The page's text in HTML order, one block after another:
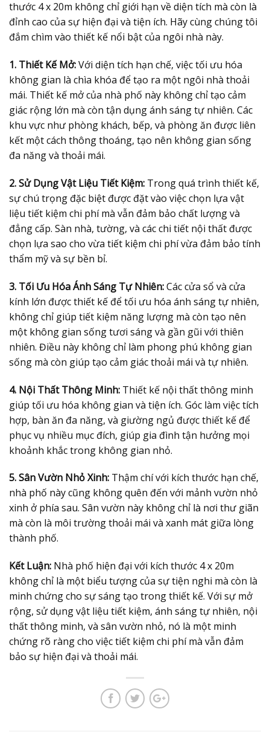
thước 4 x 20m không chỉ giới hạn về diện tích mà còn là
đỉnh cao của sự hiện đại và tiện ích. Hãy cùng chúng tôi
đắm chìm vào thiết kế nổi bật của ngôi nhà này.
1. Thiết Kế Mở:Với diện tích hạn chế, việc tối ưu hóa
không gian là chìa khóa để tạo ra một ngôi nhà thoải
mái. Thiết kế mở của nhà phố này không chỉ tạo cảm
giác rộng lớn mà còn tận dụng ánh sáng tự nhiên. Các
khu vực như phòng khách, bếp, và phòng ăn được liên
kết một cách thông thoáng, tạo nên không gian sống
đa năng và thoải mái.
2. Sử Dụng Vật Liệu Tiết Kiệm: Trong quá trình thiết kế,
sự chú trọng đặc biệt được đặt vào việc chọn lựa vật
liệu tiết kiệm chi phí mà vẫn đảm bảo chất lượng và
đẳng cấp. Sàn nhà, tường, và các chi tiết nội thất được
chọn lựa sao cho vừa tiết kiệm chi phí vừa đảm bảo tính
thẩm mỹ và sự bền bỉ.
3. Tối Ưu Hóa Ánh Sáng Tự Nhiên:Các cửa sổ và cửa
kính lớn được thiết kế để tối ưu hóa ánh sáng tự nhiên,
không chỉ giúp tiết kiệm năng lượng mà còn tạo nên
một không gian sống tươi sáng và gần gũi với thiên
nhiên. Điều này không chỉ làm phong phú không gian
sống mà còn giúp tạo cảm giác thoải mái và tự nhiên.
4. Nội Thất Thông Minh: Thiết kế nội thất thông minh
giúp tối ưu hóa không gian và tiện ích. Góc làm việc tích
hợp, bàn ăn đa năng, và giường ngủ được thiết kế để
phục vụ nhiều mục đích, giúp gia đình tận hưởng mọi
khoảnh khắc trong không gian nhỏ.
5. Sân Vườn Nhỏ Xinh: Thậm chí với kích thước hạn chế,
nhà phố này cũng không quên đến với mảnh vườn nhỏ
xinh ở phía sau. Sân vườn này không chỉ là nơi thư giãn
mà còn là môi trường thoải mái và xanh mát giữa lòng
thành phố.
Kết Luận: Nhà phố hiện đại với kích thước 4 x 20m
không chỉ là một biểu tượng của sự tiện nghi mà còn là
minh chứng cho sự sáng tạo trong thiết kế. Với sự mở
rộng, sử dụng vật liệu tiết kiệm, ánh sáng tự nhiên, nội
thất thông minh, và sân vườn nhỏ, nó là một minh
chứng rõ ràng cho việc tiết kiệm chi phí mà vẫn đảm
bảo sự hiện đại và thoải mái.